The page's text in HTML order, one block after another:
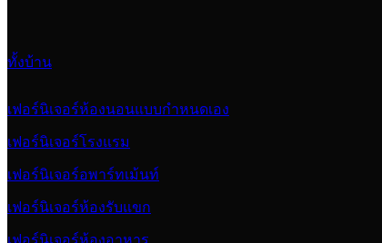
ทั้งบ้าน
เฟอร์นิเจอร์ห้องนอนแบบกำหนดเอง
เฟอร์นิเจอร์โรงแรม
เฟอร์นิเจอร์อพาร์ทเม้นท์
เฟอร์นิเจอร์ห้องรับแขก
เฟอร์นิเจอร์ห้องอาหาร